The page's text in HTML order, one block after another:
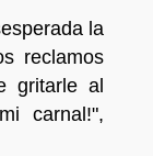
la
reclamos
gritarle al
carnal!",